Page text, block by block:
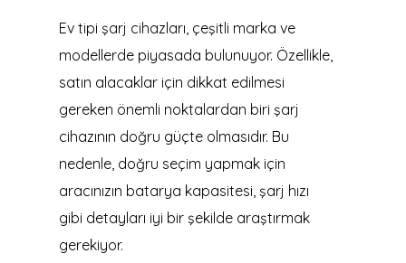
Ev tipi şarj cihazları, çeşitli marka ve
modellerde piyasada bulunuyor. Özellikle,
satın alacaklar için dikkat edilmesi
gereken önemli noktalardan biri şarj
cihazının doğru güçte olmasıdır. Bu
nedenle, doğru seçim yapmak için
aracınızın batarya kapasitesi, şarj hızı
gibi detayları iyi bir şekilde araştırmak
gerekiyor.